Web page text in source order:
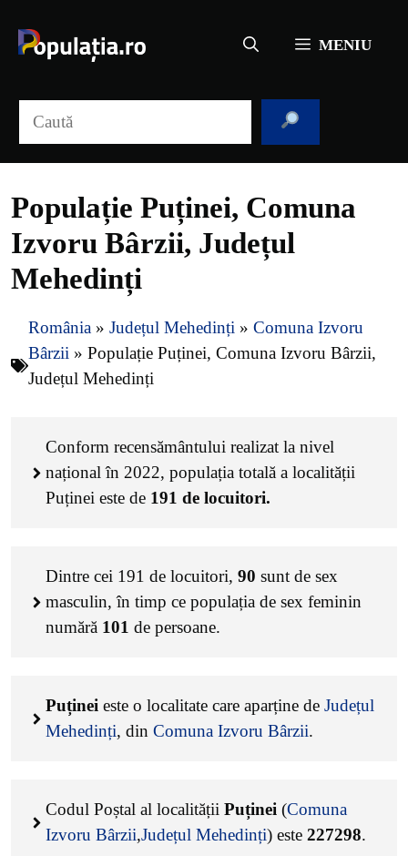
conținut
MENIU
Populație Puținei, Comuna
Izvoru Bârzii, Județul
Mehedinți
România » Județul Mehedinți » Comuna Izvoru
Bârzii » Populație Puținei, Comuna Izvoru Bârzii,
Județul Mehedinți
Conform recensământului realizat la nivel
național în 2022, populația totală a localității
Puținei este de 191 de locuitori.
Dintre cei 191 de locuitori, 90 sunt de sex
masculin, în timp ce populația de sex feminin
numără 101 de persoane.
Puținei este o localitate care aparține de Județul
Mehedinți, din Comuna Izvoru Bârzii.
Codul Poștal al localității Puținei (Comuna
Izvoru Bârzii,Județul Mehedinți) este 227298.